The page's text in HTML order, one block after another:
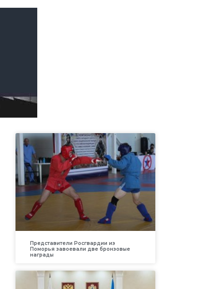
Представители Росгвардии из
Поморья завоевали две бронзовые
награды